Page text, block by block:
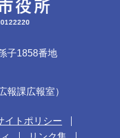
子1858番地
報課広報室）
イトポリシー